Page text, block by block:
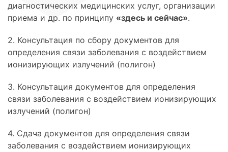
диагностических медицинских услуг, организации
приема и др. по принципу «здесь и сейчас».
2. Консультация по сбору документов для
определения связи заболевания с воздействием
ионизирующих излучений (полигон)
3. Консультация документов для определения
связи заболевания с воздействием ионизирующих
излучений (полигон)
4. Сдача документов для определения связи
заболевания с воздействием ионизирующих